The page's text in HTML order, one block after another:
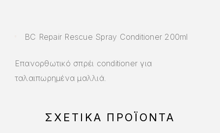
BC Repair Rescue Spray Conditioner 200ml
Επανορθωτικό σπρέι conditioner για
ταλαιπωρημένα μαλλιά.
ΣΧΕΤΙΚΆ ΠΡΟΪΌΝΤΑ